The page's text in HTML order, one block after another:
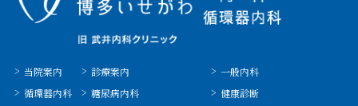
当院案内
循環器内科
診療案内
糖尿病内科
一般内科
健康診断